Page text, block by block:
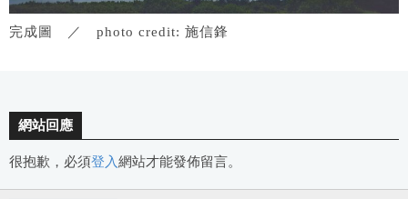
完成圖 ／ photo credit: 施信鋒
網站回應
很抱歉，必須登入網站才能發佈留言。